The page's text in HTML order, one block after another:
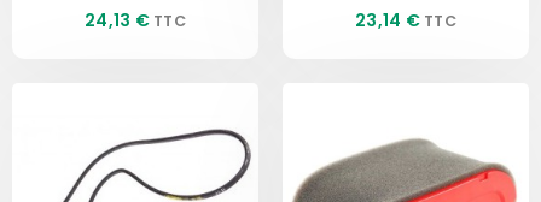
Prix
24,13 €
Prix
23,14 €